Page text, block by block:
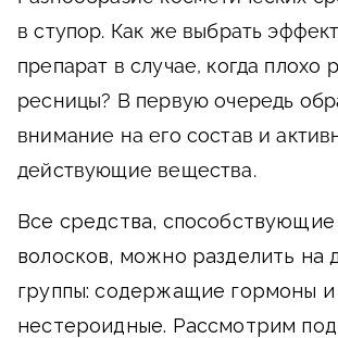
в ступор. Как же выбрать
препарат в случае, когда плохо
ресницы? В первую очередь
внимание на его состав и
действующие вещества.
Все средства,
волосков, можно разделить на
группы: содержащие гормоны и
нестероидные. Рассмотрим